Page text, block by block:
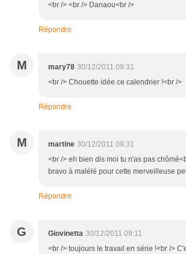
<br /> <br /> Danaou<br />
Répondre
M mary78 30/12/2011 09:31
<br /> Chouette idée ce calendrier !<br />
Répondre
M martine 30/12/2011 09:31
<br /> eh bien dis moi tu n'as pas
bravo à malélé pour cette merveilleuse
Répondre
G Giovinetta 30/12/2011 09:11
<br /> toujours le travail en série !<br />